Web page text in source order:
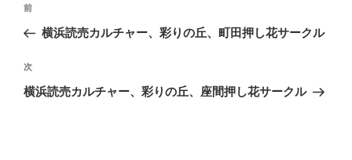
ナ
ビ
ゲ
前
の
稿
前
横浜読売カルチャー、彩りの丘、町田押し花サークル
次
の
次
横浜読売カルチャー、彩りの丘、座間押し花サークル